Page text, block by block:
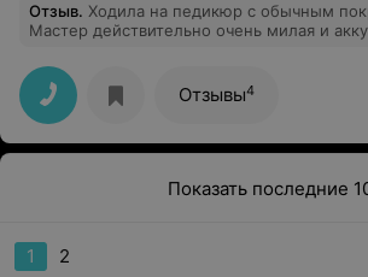
Отзыв. Ходила на педикюр с обычным
Мастер действительно очень милая и
я слегка повредила пока надевала обувь.
отлично держится уже 2 недели!
Отзывы4
Показать последние
1 2